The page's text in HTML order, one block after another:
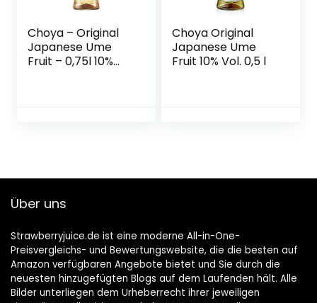
Choya – Original
Japanese Ume
Fruit – 0,75l 10%
Choya Original
Japanese Ume
Fruit 10% Vol. 0,5 l
Über uns
Strawberryjuice.de ist eine moderne All-in-One-
Preisvergleichs- und Bewertungswebsite, die die besten auf
Amazon verfügbaren Angebote bietet und Sie durch die
neuesten hinzugefügten Blogs auf dem Laufenden hält. Alle
Bilder unterliegen dem Urheberrecht ihrer jeweiligen